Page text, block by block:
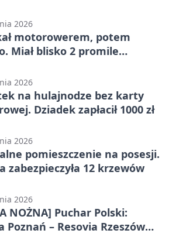
2026
motorowerem, potem
Miał blisko 2 promile
2026
na hulajnodze bez karty
Dziadek zapłacił 1000 zł
2026
pomieszczenie na posesji.
zabezpieczyła 12 krzewów
2026
NOŻNA] Puchar Polski:
Poznań – Resovia Rzeszów